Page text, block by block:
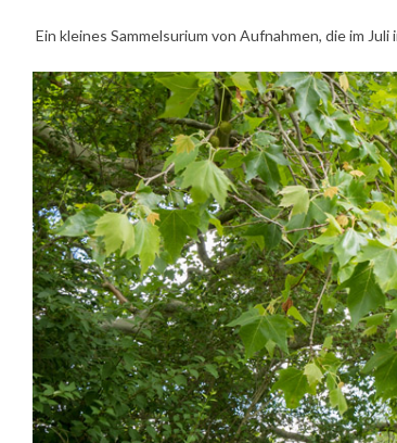
Ein kleines Sammelsurium von Aufnahmen, die im